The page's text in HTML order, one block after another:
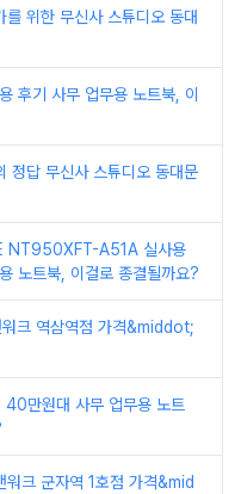
위한 무신사 스튜디오 동대
후기 사무 업무용 노트북, 이
정답 무신사 스튜디오 동대문
NT950XFT-A51A 실사용
노트북, 이걸로 종결될까요?
크 역삼역점 가격&middot;
만원대 사무 업무용 노트
워크 군자역 1호점 가격&mid